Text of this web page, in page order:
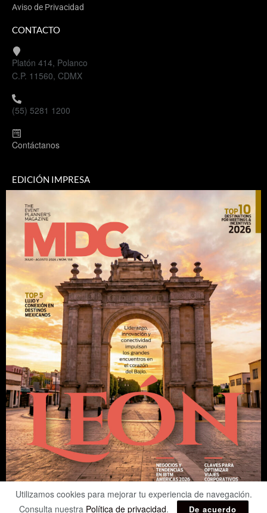
Aviso de Privacidad
CONTACTO
Platón 414, Polanco
C.P. 11560, CDMX
(55) 5281 1200
Contáctanos
EDICIÓN IMPRESA
Utilizamos cookies para mejorar tu experiencia de navegación.
Consulta nuestra Política de privacidad. De acuerdo